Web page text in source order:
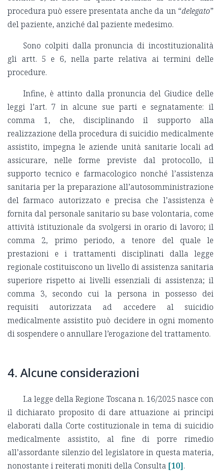
procedura può essere presentata anche da un “delegato”
del paziente, anziché dal paziente medesimo.
Sono colpiti dalla pronuncia di incostituzionalità
gli artt. 5 e 6, nella parte relativa ai termini delle
procedure.
Infine, è attinto dalla pronuncia del Giudice delle
leggi l’art. 7 in alcune sue parti e segnatamente: il
comma 1, che, disciplinando il supporto alla
realizzazione della procedura di suicidio medicalmente
assistito, impegna le aziende unità sanitarie locali ad
assicurare, nelle forme previste dal protocollo, il
supporto tecnico e farmacologico nonché l’assistenza
sanitaria per la preparazione all’autosomministrazione
del farmaco autorizzato e precisa che l’assistenza è
fornita dal personale sanitario su base volontaria, come
attività istituzionale da svolgersi in orario di lavoro; il
comma 2, primo periodo, a tenore del quale le
prestazioni e i trattamenti disciplinati dalla legge
regionale costituiscono un livello di assistenza sanitaria
superiore rispetto ai livelli essenziali di assistenza; il
comma 3, secondo cui la persona in possesso dei
requisiti autorizzata ad accedere al suicidio
medicalmente assistito può decidere in ogni momento
di sospendere o annullare l’erogazione del trattamento.
4. Alcune considerazioni
La legge della Regione Toscana n. 16/2025 nasce con
il dichiarato proposito di dare attuazione ai principi
elaborati dalla Corte costituzionale in tema di suicidio
medicalmente assistito, al fine di porre rimedio
all’assordante silenzio del legislatore in questa materia,
nonostante i reiterati moniti della Consulta [10].